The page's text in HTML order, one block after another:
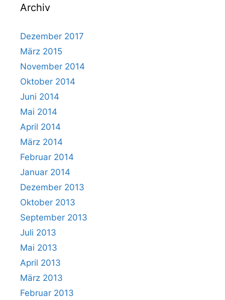
Archiv
Dezember 2017
März 2015
November 2014
Oktober 2014
Juni 2014
Mai 2014
April 2014
März 2014
Februar 2014
Januar 2014
Dezember 2013
Oktober 2013
September 2013
Juli 2013
Mai 2013
April 2013
März 2013
Februar 2013